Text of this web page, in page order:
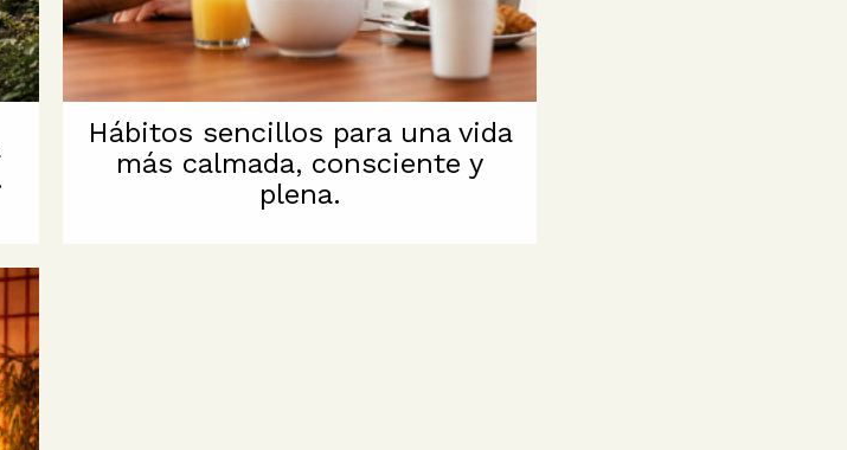
Hábitos sencillos para una vida
más calmada, consciente y
plena.